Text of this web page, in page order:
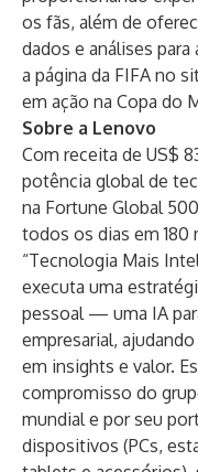
os fãs, além de
dados e análises
a página da FIFA no
em ação na Copa do
Sobre a Lenovo
Com receita de US$
potência global de
na Fortune Global
todos os dias em 180
“Tecnologia Mais
executa uma
pessoal — uma IA
empresarial,
em insights e valor.
compromisso do
mundial e por seu
dispositivos (PCs,